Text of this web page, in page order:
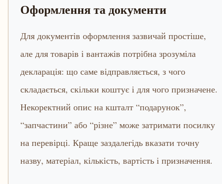
Оформлення та документи
Для документів оформлення зазвичай простіше,
але для товарів і вантажів потрібна зрозуміла
декларація: що саме відправляється, з чого
складається, скільки коштує і для чого призначене.
Некоректний опис на кшталт “подарунок”,
“запчастини” або “різне” може затримати посилку
на перевірці. Краще заздалегідь вказати точну
назву, матеріал, кількість, вартість і призначення.